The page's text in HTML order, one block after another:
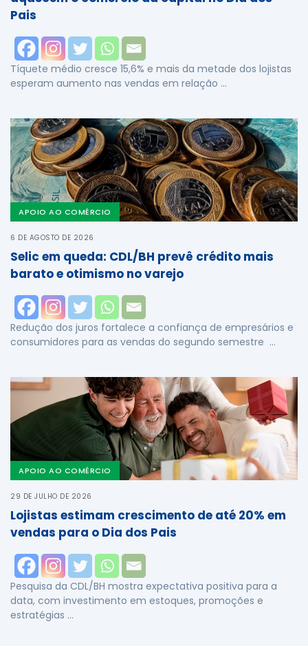
Pais
Tíquete médio cresce 15,6% e mais da metade dos lojistas
esperam aumento nas vendas em relação …
APOIO AO COMÉRCIO
6 DE AGOSTO DE 2026
Selic em queda: CDL/BH prevê crédito mais
barato e otimismo no varejo
Redução dos juros fortalece a confiança de empresários e
consumidores para as vendas do segundo semestre …
APOIO AO COMÉRCIO
29 DE JULHO DE 2026
Lojistas estimam crescimento de até 20% em
vendas para o Dia dos Pais
Pesquisa da CDL/BH mostra expectativa positiva para a
data, com investimento em estoques, promoções e
estratégias …